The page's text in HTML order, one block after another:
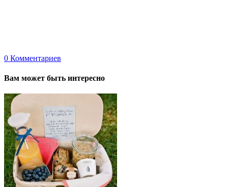
0 Комментариев
Вам может быть интересно